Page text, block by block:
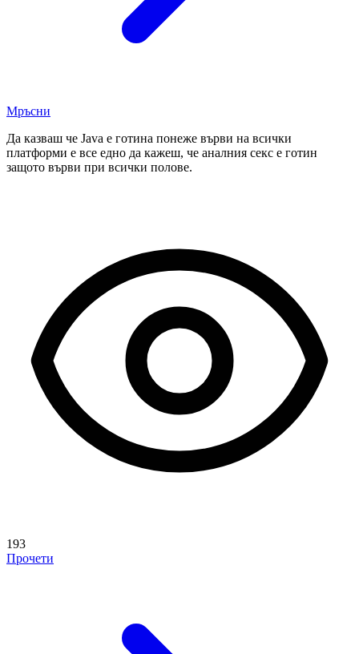
Мръсни
Да казваш че Java е готина понеже върви на всички
платформи е все едно да кажеш, че аналния секс е готин
защото върви при всички полове.
193
Прочети